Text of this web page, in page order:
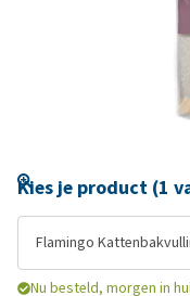
Kies je product (1
Flamingo
Nu besteld, morgen in